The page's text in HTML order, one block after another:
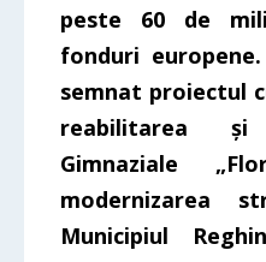
peste 60 de
fonduri
semnat proiectul
reabilitarea
Gimnaziale
modernizarea
Municipiul